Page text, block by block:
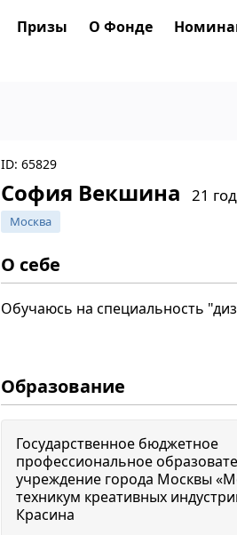
Призы О Фонде
ID: 65829
София Векшина 21 год
Москва
О себе
Обучаюсь на специальность
Образование
Государственное бюджетное
профессиональное
учреждение города Москвы
техникум креативных
Красина